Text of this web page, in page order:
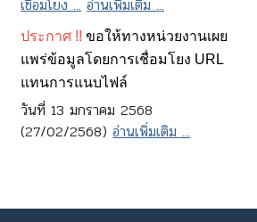
เชื่อมโยง ... อ่านเพิ่มเติม ...
ประกาศ !!ขอให้ทางหน่วยงานเผย
แพร่ข้อมูลโดยการเชื่อมโยง URL
แทนการแนบไฟล์
วันที่ 13 มกราคม 2568
(27/02/2568)อ่านเพิ่มเติม ...